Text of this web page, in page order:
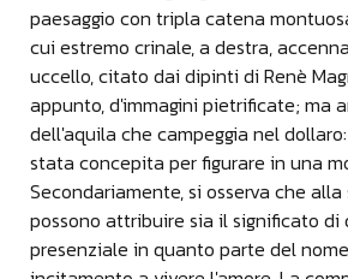
paesaggio con tripla catena
cui estremo crinale, a destra,
uccello, citato dai dipinti di Renè
appunto, d'immagini pietrificate; ma
dell'aquila che campeggia nel
stata concepita per figurare in una
Secondariamente, si osserva che
possono attribuire sia il significato di
presenziale in quanto parte del